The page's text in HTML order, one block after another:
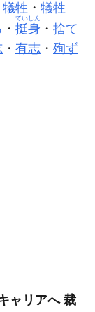
犠牲 ・ 犠牲
・ 挺身
ていしん
・ 捨て
・ 有志 ・ 殉ず
ャリアへ 裁